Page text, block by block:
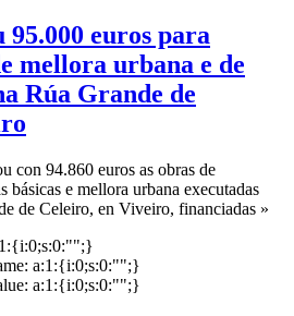
95.000 euros para
mellora urbana e de
Rúa Grande de
con 94.860 euros as obras de
básicas e mellora urbana executadas
de Celeiro, en Viveiro, financiadas »
a:1:{i:0;s:0:"";}
a:1:{i:0;s:0:"";}